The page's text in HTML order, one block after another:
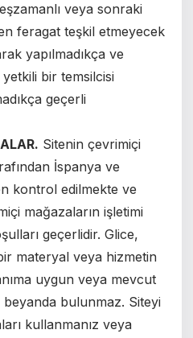
veya sonraki
feragat teşkil etmeyecek
yapılmadıkça ve
bir temsilcisi
geçerli
Sitenin çevrimiçi
İspanya ve
kontrol edilmekte ve
mağazaların işletimi
geçerlidir. Glice,
materyal veya hizmetin
uygun veya mevcut
bulunmaz. Siteyi
kullanmanız veya